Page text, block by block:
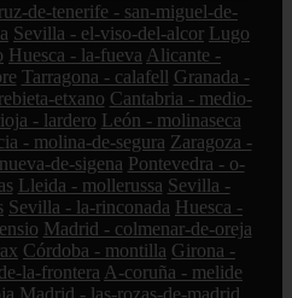
de-tenerife - san-miguel-de-
Sevilla - el-viso-del-alcor Lugo
Huesca - la-fueva Alicante -
Tarragona - calafell Granada -
etxano Cantabria - medio-
- lardero León - molinaseca
- molina-de-segura Zaragoza -
de-sigena Pontevedra - o-
Lleida - mollerussa Sevilla -
Sevilla - la-rinconada Huesca -
Madrid - colmenar-de-oreja
Córdoba - montilla Girona -
la-frontera A-coruña - melide